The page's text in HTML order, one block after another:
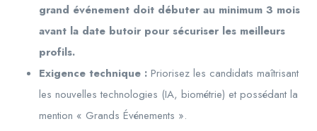
grand événement doit débuter au minimum 3 mois
avant la date butoir pour sécuriser les meilleurs
profils.
Exigence technique : Priorisez les candidats maîtrisant
les nouvelles technologies (IA, biométrie) et possédant la
mention « Grands Événements ».